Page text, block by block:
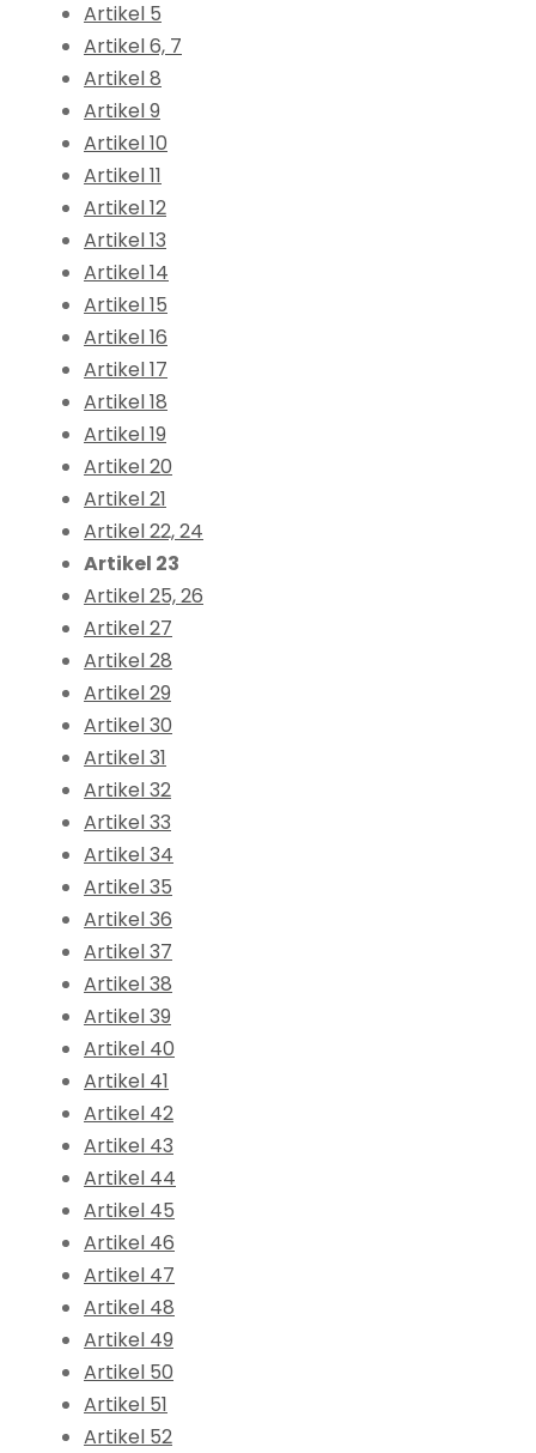
Artikel 5
Artikel 6, 7
Artikel 8
Artikel 9
Artikel 10
Artikel 11
Artikel 12
Artikel 13
Artikel 14
Artikel 15
Artikel 16
Artikel 17
Artikel 18
Artikel 19
Artikel 20
Artikel 21
Artikel 22, 24
Artikel 23
Artikel 25, 26
Artikel 27
Artikel 28
Artikel 29
Artikel 30
Artikel 31
Artikel 32
Artikel 33
Artikel 34
Artikel 35
Artikel 36
Artikel 37
Artikel 38
Artikel 39
Artikel 40
Artikel 41
Artikel 42
Artikel 43
Artikel 44
Artikel 45
Artikel 46
Artikel 47
Artikel 48
Artikel 49
Artikel 50
Artikel 51
Artikel 52